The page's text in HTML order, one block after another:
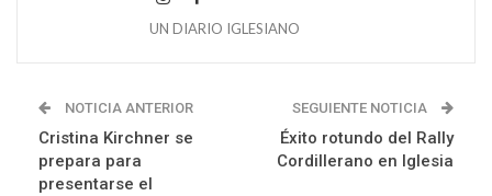
UN DIARIO IGLESIANO
NOTICIA ANTERIOR
Cristina Kirchner se
prepara para
presentarse el
SEGUIENTE NOTICIA
Éxito rotundo del Rally
Cordillerano en Iglesia